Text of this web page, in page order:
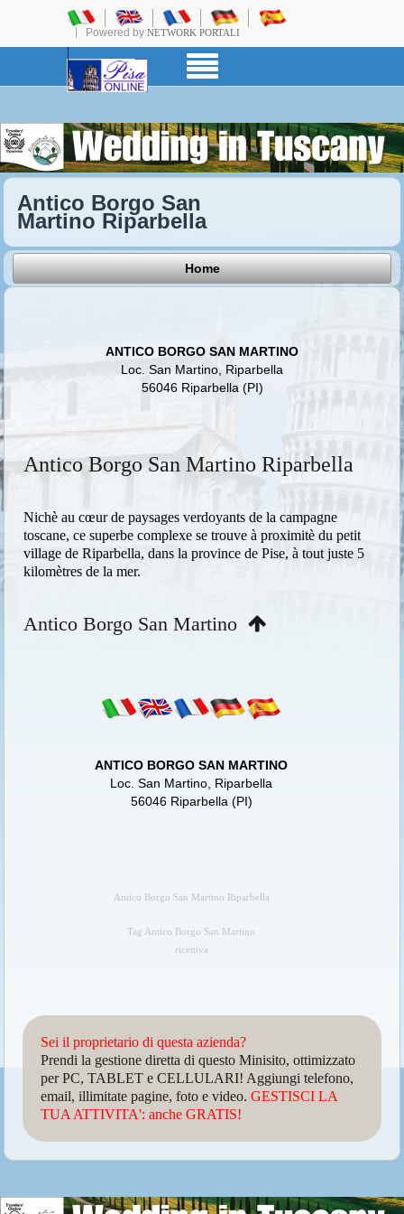
Powered by NETWORK PORTALI
Antico Borgo San
Martino Riparbella
Home
ANTICO BORGO SAN MARTINO
Loc. San Martino, Riparbella
56046 Riparbella (PI)
Antico Borgo San Martino Riparbella
Nichè au cœur de paysages verdoyants de la campagne
toscane, ce superbe complexe se trouve à proximitè du petit
village de Riparbella, dans la province de Pise, à tout juste 5
kilomètres de la mer.
Antico Borgo San Martino
ANTICO BORGO SAN MARTINO
Loc. San Martino, Riparbella
56046 Riparbella (PI)
Antico Borgo San Martino Riparbella
Tag Antico Borgo San Martino
ricettiva
Sei il proprietario di questa azienda?
Prendi la gestione diretta di questo Minisito, ottimizzato
per PC, TABLET e CELLULARI! Aggiungi telefono,
email, illimitate pagine, foto e video.GESTISCI LA
TUA ATTIVITA': anche GRATIS!